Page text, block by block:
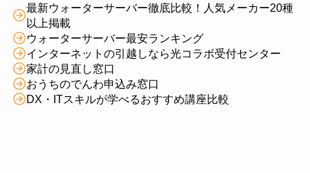
最新ウォーターサーバー徹底比較！人気メーカー20種
以上掲載
ウォーターサーバー最安ランキング
インターネットの引越しなら光コラボ受付センター
家計の見直し窓口
おうちのでんわ申込み窓口
DX・ITスキルが学べるおすすめ講座比較